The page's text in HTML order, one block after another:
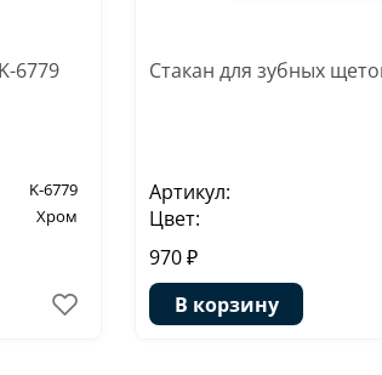
6779
K-6779
Хром
Стакан для зубных
Артикул:
Цвет:
970 ₽
В корзину